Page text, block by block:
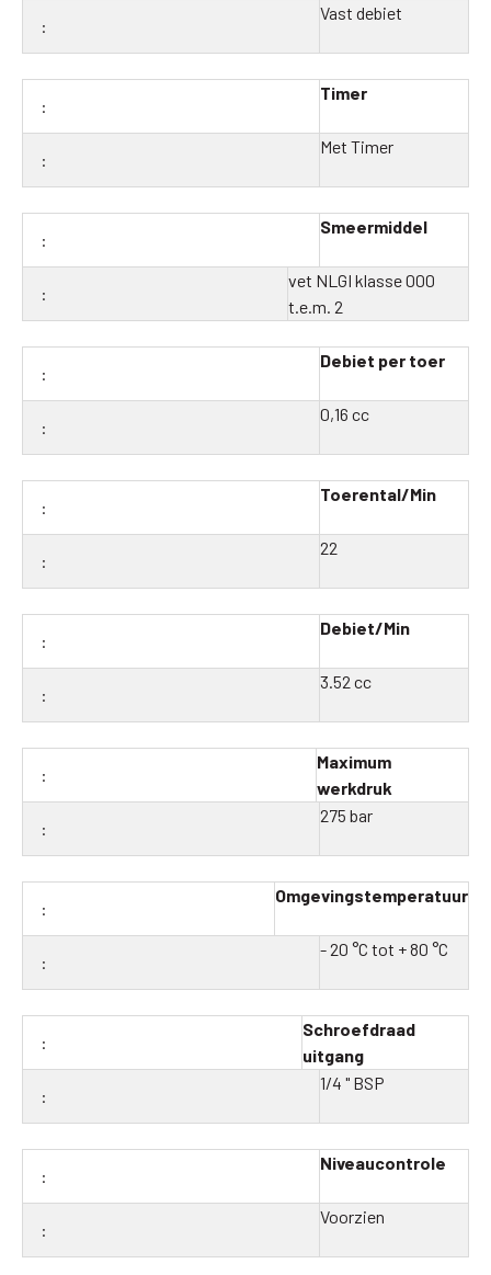
Vast debiet
Timer
Met Timer
Smeermiddel
vet NLGI klasse 000
t.e.m. 2
Debiet per toer
0,16 cc
Toerental/Min
22
Debiet/Min
3.52 cc
Maximum
werkdruk
275 bar
Omgevingstemperatuur
- 20 °C tot + 80 °C
Schroefdraad
uitgang
1/4 " BSP
Niveaucontrole
Voorzien